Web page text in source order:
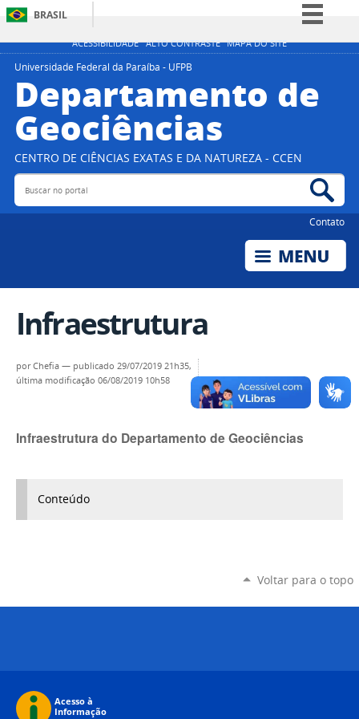
ACESSIBILIDADE ALTO CONTRASTE MAPA DO SITE
BRASIL
Simplifique!
Participe
Universidade Federal da Paraíba - UFPB
Departamento de
Geociências
CENTRO DE CIÊNCIAS EXATAS E DA NATUREZA - CCEN
Buscar no portal
Contato
Infraestrutura
porChefia — publicado 29/07/2019 21h35,
última modificação 06/08/2019 10h58
Infraestrutura do Departamento de Geociências
Conteúdo
Voltar para o topo